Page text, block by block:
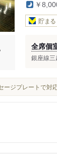
￥
貯ま
全席個
銀座線
ジプレートで対